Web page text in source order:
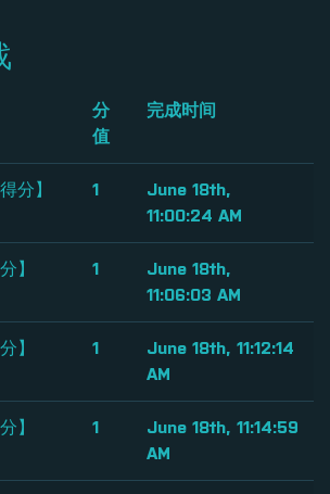
分
值
完成时间
分】 1
June 18th,
11:00:24 AM
】 1
June 18th,
11:06:03 AM
】 1
June 18th, 11:12:14
AM
】 1
June 18th, 11:14:59
AM